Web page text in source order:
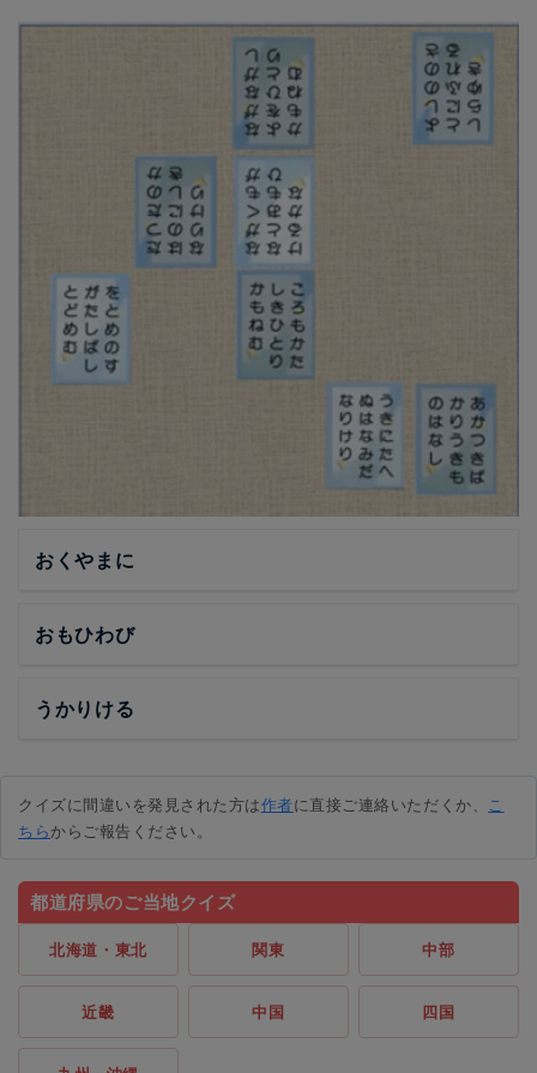
おくやまに
おもひわび
うかりける
クイズに間違いを発見された方は作者に直接ご連絡いただくか、 こ
ちらからご報告ください。
都道府県のご当地クイズ
北海道・東北 関東 中部
近畿 中国 四国